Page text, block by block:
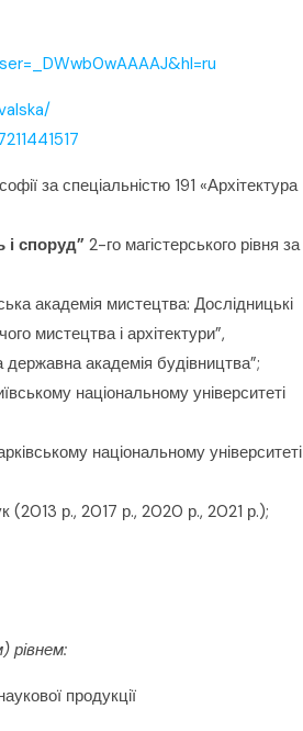
за спеціальністю 191 «Архітектура
і споруд”2-го магістерського рівня за
академія мистецтва: Дослідницькі
мистецтва і архітектури”,
академія будівництва”;
національному університеті
національному університеті
(2013 р., 2017 р., 2020 р., 2021 р.);
рівнем:
продукції